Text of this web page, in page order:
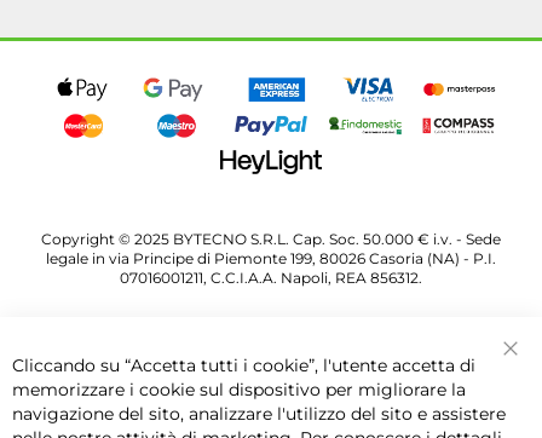
Copyright © 2025 BYTECNO S.R.L. Cap. Soc. 50.000 € i.v. - Sede
legale in via Principe di Piemonte 199, 80026 Casoria (NA) - P.I.
07016001211, C.C.I.A.A. Napoli, REA 856312.
Cliccando su “Accetta tutti i cookie”, l'utente accetta di
memorizzare i cookie sul dispositivo per migliorare la
navigazione del sito, analizzare l'utilizzo del sito e assistere